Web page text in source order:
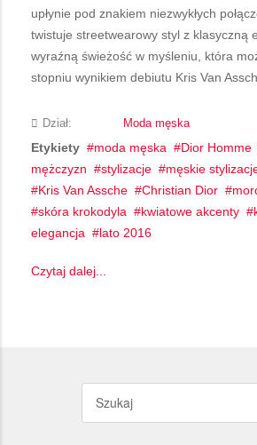
upłynie pod znakiem niezwykłych
twistuje streetwearowy styl z klasyczną
wyraźną świeżość w myśleniu, która
stopniu wynikiem debiutu Kris Van
Dział: Moda męska
Etykiety moda męska Dior Homme
mężczyzn
stylizacje męskie
Kris Van Assche
Christian Dior
skóra krokodyla
kwiatowe akcenty
elegancja
lato 2016
Czytaj dalej...